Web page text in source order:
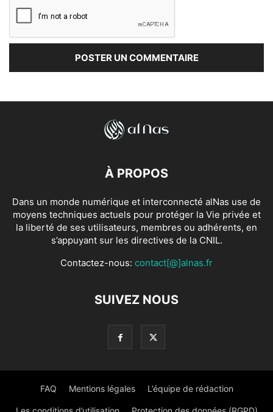
À PROPOS
Dans un monde numérique et interconnecté alNas use de
moyens techniques actuels pour protéger la Vie privée et
la liberté de ses utilisateurs, membres ou adhérents, en
s’appuyant sur les directives de la CNIL.
Contactez-nous: contact[@]alnas.fr
SUIVEZ NOUS
FAQ Mentions légales L’équipe de rédaction